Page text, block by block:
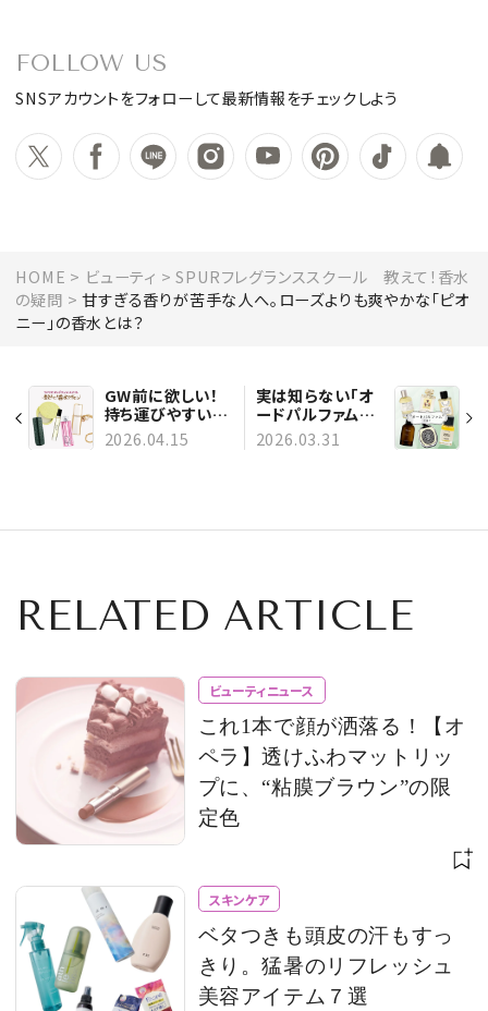
FOLLOW US
SNSアカウントをフォローして最新情報をチェックしよう
HOME ビューティ
SPURフレグランススクール 教えて！香水
の疑問
甘すぎる香りが苦手な人へ。ローズよりも爽やかな「ピオ
ニー」の香水とは？
GW前に欲しい！
持ち運びやすい
「ミニ香水」はあり
ますか？
2026.04.15
実は知らない「オ
ードパルファム」と
は？ 専門家に聞
く、オードトワレと
2026.03.31
RELATED ARTICLE
ビューティニュース
これ1本で顔が洒落る！【オ
ペラ】透けふわマットリッ
プに、“粘膜ブラウン”の限
定色
スキンケア
ベタつきも頭皮の汗もすっ
きり。猛暑のリフレッシュ
美容アイテム７選